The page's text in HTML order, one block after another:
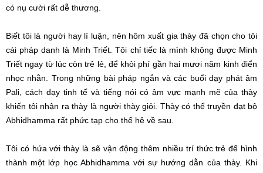
có nụ cười rất dễ thương.
Biết tôi là người hay lí luận, nên hôm xuất gia thày đã chọn cho tôi
cái pháp danh là Minh Triết. Tôi chỉ tiếc là mình không được Minh
Triết ngay từ lúc còn trẻ lẻ, để khỏi phí gần hai mươi năm kinh điển
nhọc nhằn. Trong những bài pháp ngắn và các buổi dạy phát âm
Pali, cách dạy tinh tế và tiếng nói có âm vực mạnh mẽ của thày
khiến tôi nhận ra thày là người thày giỏi. Thày có thể truyền đạt bộ
Abhidhamma rất phức tạp cho thế hệ về sau.
Tôi có hứa với thày là sẽ vận động thêm nhiều trí thức trẻ để hình
thành một lớp học Abhidhamma với sự hướng dẫn của thày. Khi